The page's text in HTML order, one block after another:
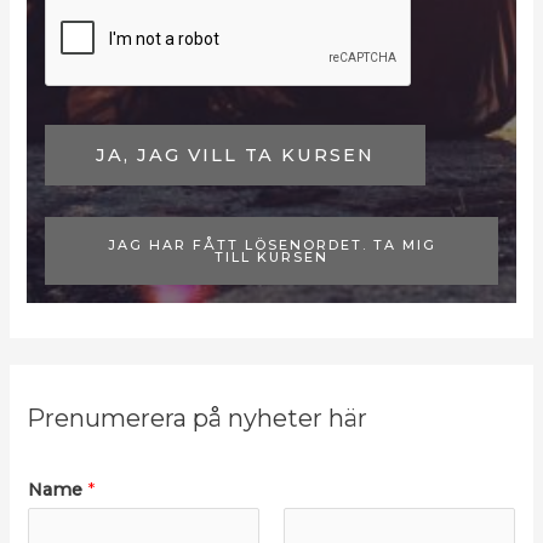
JA, JAG VILL TA KURSEN
JAG HAR FÅTT LÖSENORDET. TA MIG
TILL KURSEN
Prenumerera på nyheter här
Name *